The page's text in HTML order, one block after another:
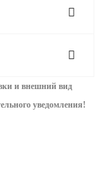
и внешний вид
уведомления!